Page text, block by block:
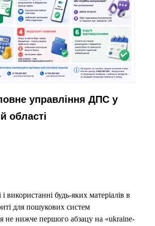
управління ДПС у
області
використанні будь-яких матеріалів в
для пошукових систем
не нижче першого абзацу на «ukraine-